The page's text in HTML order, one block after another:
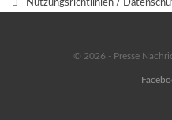
Nutzungsrichtlinien /
© 2026 - Presse